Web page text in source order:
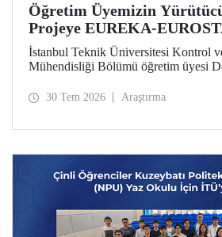
Öğretim Üyemizin
Projeye EUREKA-
Desteği
İstanbul Teknik Üniversitesi Kontrol
Mühendisliği Bölümü öğretim üyesi
Driven Resilient Power Systems:
30 Tem 2026 Araştırma